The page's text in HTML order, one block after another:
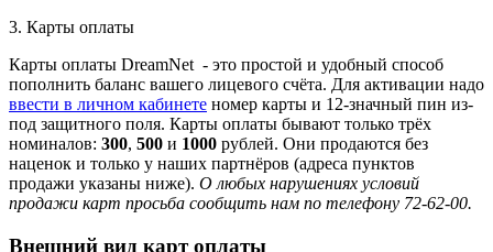
3. Карты оплаты
Карты оплаты DreamNet - это простой и удобный способ
пополнить баланс вашего лицевого счёта. Для активации надо
ввести в личном кабинете номер карты и 12-значный пин из-
под защитного поля. Карты оплаты бывают только трёх
номиналов: 300, 500 и 1000 рублей. Они продаются без
наценок и только у наших партнёров (адреса пунктов
продажи указаны ниже). О любых нарушениях условий
продажи карт просьба сообщить нам по телефону 72-62-00.
Внешний вид карт оплаты